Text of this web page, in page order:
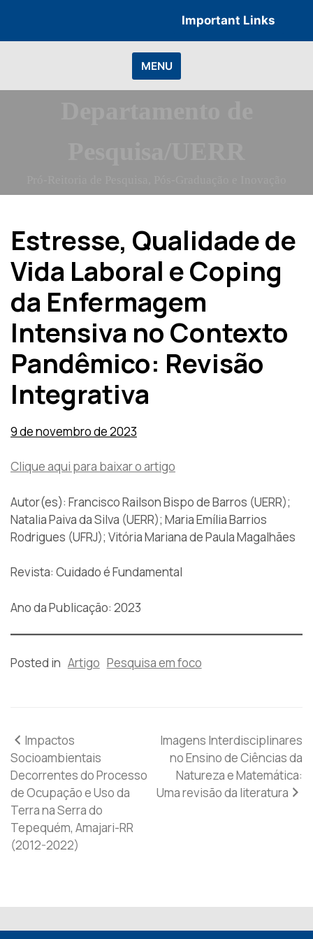
content
Important Links
MENU
Estresse, Qualidade de
Vida Laboral e Coping
da Enfermagem
Intensiva no Contexto
Pandêmico: Revisão
Integrativa
9 de novembro de 2023
Clique aqui para baixar o artigo
Autor(es): Francisco Railson Bispo de Barros (UERR);
Natalia Paiva da Silva (UERR); Maria Emília Barrios
Rodrigues (UFRJ); Vitória Mariana de Paula Magalhães
Revista: Cuidado é Fundamental
Ano da Publicação: 2023
Posted in Artigo Pesquisa em foco
Navegação
de
Post
Impactos
Socioambientais
Decorrentes do Processo
de Ocupação e Uso da
Terra na Serra do
Tepequém, Amajari-RR
(2012-2022)
Imagens Interdisciplinares
no Ensino de Ciências da
Natureza e Matemática:
Uma revisão da literatura